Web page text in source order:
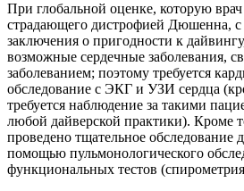
При глобальной оценке, которую
страдающего дистрофией Дюшенна,
заключения о пригодности к
возможные сердечные заболевания,
заболеванием; поэтому требуется
обследование с ЭКГ и УЗИ сердца
требуется наблюдение за такими
любой дайверской практики). Кроме
проведено тщательное обследование
помощью пульмонологического
функциональных тестов